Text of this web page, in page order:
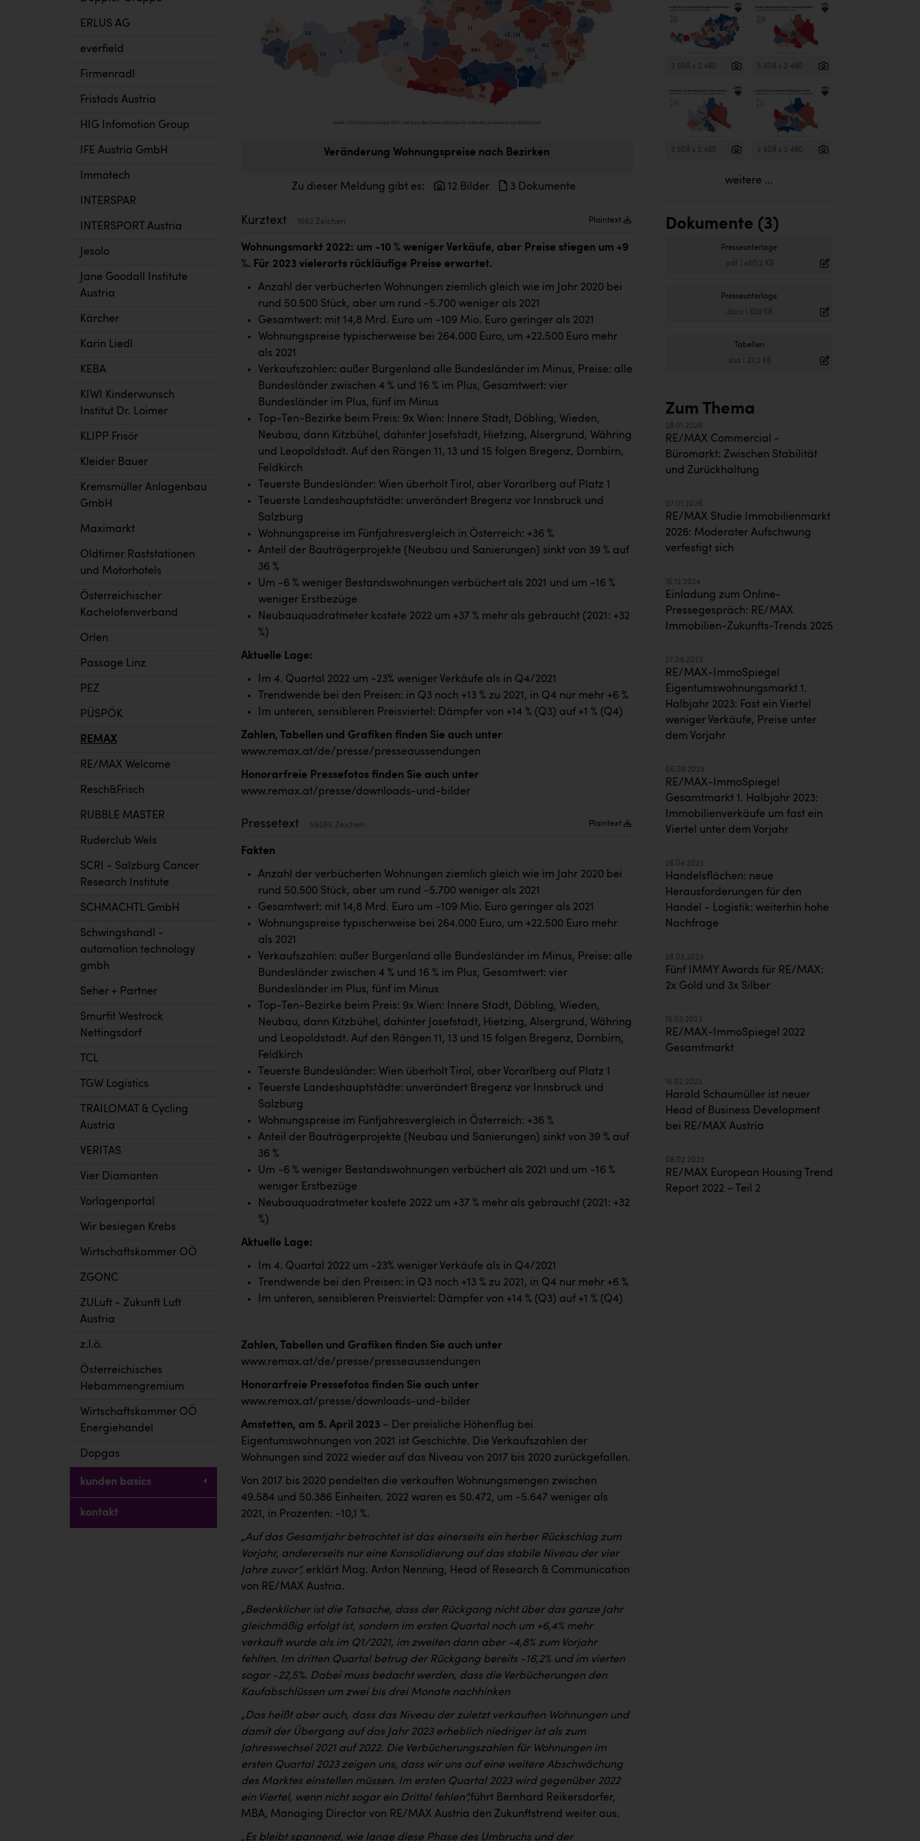
ERLUS AG
everfield
Firmenradl
Fristads Austria
HIG Infomotion Group
IFE Austria GmbH
Immotech
INTERSPAR
INTERSPORT Austria
Jesolo
Jane Goodall Institute
Austria
Kärcher
Karin Liedl
KEBA
KIWI Kinderwunsch
Institut Dr. Loimer
KLIPP Frisör
Kleider Bauer
Kremsmüller Anlagenbau
GmbH
Maximarkt
Oldtimer Raststationen
und Motorhotels
Österreichischer
Kachelofenverband
Orlen
Passage Linz
PEZ
PÜSPÖK
REMAX
RE/MAX Welcome
Resch&Frisch
RUBBLE MASTER
Ruderclub Wels
SCRI - Salzburg Cancer
Research Institute
SCHMACHTL GmbH
Schwingshandl -
automation technology
gmbh
Seher + Partner
Smurfit Westrock
Nettingsdorf
TCL
TGW Logistics
TRAILOMAT & Cycling
Austria
VERITAS
Vier Diamanten
Vorlagenportal
Wir besiegen Krebs
Wirtschaftskammer OÖ
ZGONC
ZULuft - Zukunft Luft
Austria
z.l.ö.
Österreichisches
Hebammengremium
Wirtschaftskammer OÖ
Energiehandel
Dopgas
kunden basics
kontakt
Veränderung Wohnungspreise nach Bezirken
Zu dieser Meldung gibt es: 12 Bilder 3 Dokumente
Kurztext 1662 Zeichen Plaintext
Wohnungsmarkt 2022: um -10 % weniger Verkäufe, aber Preise stiegen um +9
%. Für 2023 vielerorts rückläufige Preise erwartet.
Anzahl der verbücherten Wohnungen ziemlich gleich wie im Jahr 2020 bei
rund 50.500 Stück, aber um rund -5.700 weniger als 2021
Gesamtwert: mit 14,8 Mrd. Euro um -109 Mio. Euro geringer als 2021
Wohnungspreise typischerweise bei 264.000 Euro, um +22.500 Euro mehr
als 2021
Verkaufszahlen: außer Burgenland alle Bundesländer im Minus, Preise: alle
Bundesländer zwischen 4 % und 16 % im Plus, Gesamtwert: vier
Bundesländer im Plus, fünf im Minus
Top-Ten-Bezirke beim Preis: 9x Wien: Innere Stadt, Döbling, Wieden,
Neubau, dann Kitzbühel, dahinter Josefstadt, Hietzing, Alsergrund, Währing
und Leopoldstadt. Auf den Rängen 11, 13 und 15 folgen Bregenz, Dornbirn,
Feldkirch
Teuerste Bundesländer: Wien überholt Tirol, aber Vorarlberg auf Platz 1
Teuerste Landeshauptstädte: unverändert Bregenz vor Innsbruck und
Salzburg
Wohnungspreise im Fünfjahresvergleich in Österreich: +36 %
Anteil der Bauträgerprojekte (Neubau und Sanierungen) sinkt von 39 % auf
36 %
Um -6 % weniger Bestandswohnungen verbüchert als 2021 und um -16 %
weniger Erstbezüge
Neubauquadratmeter kostete 2022 um +37 % mehr als gebraucht (2021: +32
%)
Aktuelle Lage:
Im 4. Quartal 2022 um -23% weniger Verkäufe als in Q4/2021
Trendwende bei den Preisen: in Q3 noch +13 % zu 2021, in Q4 nur mehr +6 %
Im unteren, sensibleren Preisviertel: Dämpfer von +14 % (Q3) auf +1 % (Q4)
Zahlen, Tabellen und Grafiken finden Sie auch unter
www.remax.at/de/presse/presseaussendungen
Honorarfreie Pressefotos finden Sie auch unter
www.remax.at/presse/downloads-und-bilder
Pressetext 59285 Zeichen Plaintext
Fakten
Anzahl der verbücherten Wohnungen ziemlich gleich wie im Jahr 2020 bei
rund 50.500 Stück, aber um rund -5.700 weniger als 2021
Gesamtwert: mit 14,8 Mrd. Euro um -109 Mio. Euro geringer als 2021
Wohnungspreise typischerweise bei 264.000 Euro, um +22.500 Euro mehr
als 2021
Verkaufszahlen: außer Burgenland alle Bundesländer im Minus, Preise: alle
Bundesländer zwischen 4 % und 16 % im Plus, Gesamtwert: vier
Bundesländer im Plus, fünf im Minus
Top-Ten-Bezirke beim Preis: 9x Wien: Innere Stadt, Döbling, Wieden,
Neubau, dann Kitzbühel, dahinter Josefstadt, Hietzing, Alsergrund, Währing
und Leopoldstadt. Auf den Rängen 11, 13 und 15 folgen Bregenz, Dornbirn,
Feldkirch
Teuerste Bundesländer: Wien überholt Tirol, aber Vorarlberg auf Platz 1
Teuerste Landeshauptstädte: unverändert Bregenz vor Innsbruck und
Salzburg
Wohnungspreise im Fünfjahresvergleich in Österreich: +36 %
Anteil der Bauträgerprojekte (Neubau und Sanierungen) sinkt von 39 % auf
36 %
Um -6 % weniger Bestandswohnungen verbüchert als 2021 und um -16 %
weniger Erstbezüge
Neubauquadratmeter kostete 2022 um +37 % mehr als gebraucht (2021: +32
%)
Aktuelle Lage:
Im 4. Quartal 2022 um -23% weniger Verkäufe als in Q4/2021
Trendwende bei den Preisen: in Q3 noch +13 % zu 2021, in Q4 nur mehr +6 %
Im unteren, sensibleren Preisviertel: Dämpfer von +14 % (Q3) auf +1 % (Q4)
Zahlen, Tabellen und Grafiken finden Sie auch unter
www.remax.at/de/presse/presseaussendungen
Honorarfreie Pressefotos finden Sie auch unter
www.remax.at/presse/downloads-und-bilder
Amstetten, am 5. April 2023 – Der preisliche Höhenflug bei
Eigentumswohnungen von 2021 ist Geschichte. Die Verkaufszahlen der
Wohnungen sind 2022 wieder auf das Niveau von 2017 bis 2020 zurückgefallen.
Von 2017 bis 2020 pendelten die verkauften Wohnungsmengen zwischen
49.584 und 50.386 Einheiten. 2022 waren es 50.472, um -5.647 weniger als
2021, in Prozenten: -10,1 %.
„Auf das Gesamtjahr betrachtet ist das einerseits ein herber Rückschlag zum
Vorjahr, andererseits nur eine Konsolidierung auf das stabile Niveau der vier
Jahre zuvor“, erklärt Mag. Anton Nenning, Head of Research & Communication
von RE/MAX Austria.
„Bedenklicher ist die Tatsache, dass der Rückgang nicht über das ganze Jahr
gleichmäßig erfolgt ist, sondern im ersten Quartal noch um +6,4% mehr
verkauft wurde als im Q1/2021, im zweiten dann aber -4,8% zum Vorjahr
fehlten. Im dritten Quartal betrug der Rückgang bereits -16,2% und im vierten
sogar -22,5%. Dabei muss bedacht werden, dass die Verbücherungen den
Kaufabschlüssen um zwei bis drei Monate nachhinken
„Das heißt aber auch, dass das Niveau der zuletzt verkauften Wohnungen und
damit der Übergang auf das Jahr 2023 erheblich niedriger ist als zum
Jahreswechsel 2021 auf 2022. Die Verbücherungszahlen für Wohnungen im
ersten Quartal 2023 zeigen uns, dass wir uns auf eine weitere Abschwächung
des Marktes einstellen müssen. Im ersten Quartal 2023 wird gegenüber 2022
ein Viertel, wenn nicht sogar ein Drittel fehlen“,führt Bernhard Reikersdorfer,
MBA, Managing Director von RE/MAX Austria den Zukunftstrend weiter aus.
„Es bleibt spannend, wie lange diese Phase des Umbruchs und der
3 508 x 2 480 3 508 x 2 480
3 508 x 2 480 3 508 x 2 480
weitere ...
Dokumente (3)
Presseunterlage
.pdf 450,2 KB
Presseunterlage
.docx 629 KB
Tabellen
.xlsx 27,2 KB
Zum Thema
28.01.2026
RE/MAX Commercial -
Büromarkt: Zwischen Stabilität
und Zurückhaltung
07.01.2026
RE/MAX Studie Immobilienmarkt
2026: Moderater Aufschwung
verfestigt sich
16.12.2024
Einladung zum Online-
Pressegespräch: RE/MAX
Immobilien-Zukunfts-Trends 2025
27.09.2023
RE/MAX-ImmoSpiegel
Eigentumswohnungsmarkt 1.
Halbjahr 2023: Fast ein Viertel
weniger Verkäufe, Preise unter
dem Vorjahr
06.09.2023
RE/MAX-ImmoSpiegel
Gesamtmarkt 1. Halbjahr 2023:
Immobilienverkäufe um fast ein
Viertel unter dem Vorjahr
26.04.2023
Handelsflächen: neue
Herausforderungen für den
Handel - Logistik: weiterhin hohe
Nachfrage
28.03.2023
Fünf IMMY Awards für RE/MAX:
2x Gold und 3x Silber
15.03.2023
RE/MAX-ImmoSpiegel 2022
Gesamtmarkt
15.02.2023
Harald Schaumüller ist neuer
Head of Business Development
bei RE/MAX Austria
08.02.2023
RE/MAX European Housing Trend
Report 2022 – Teil 2